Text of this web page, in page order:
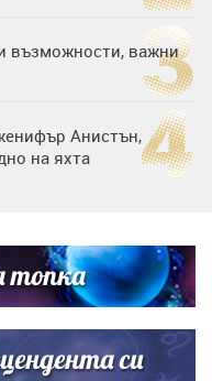
възможности, важни
Анистън,
на яхта
сватба, Стоичков и
топка
си